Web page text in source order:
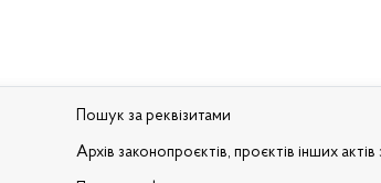
Пошук за реквізитами
Архів законопроєктів, проєктів інших актів